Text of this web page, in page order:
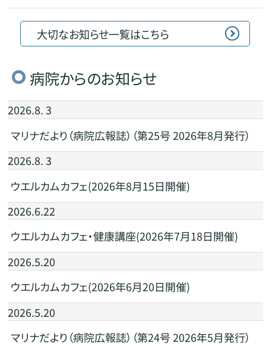
大切なお知らせ一覧はこちら
病院からのお知らせ
2026.8. 3
マリナだより（病院広報誌）（第25号 2026年8月発行）
2026.8. 3
ウエルカムカフェ(2026年8月15日開催)
2026.6.22
ウエルカムカフェ・健康講座(2026年7月18日開催)
2026.5.20
ウエルカムカフェ(2026年6月20日開催)
2026.5.20
マリナだより（病院広報誌）（第24号 2026年5月発行）